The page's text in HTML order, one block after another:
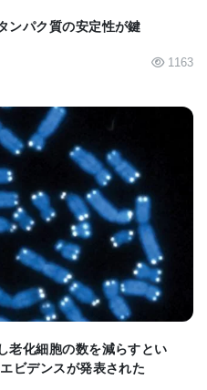
長寿なミトコンドリア
ークを著しく断片化さ
ンfoldedタンパク質応答
UPR）を誘発する
PC）合成経路とミトコ
1 を介して合成される
（SAM）は、膜リン脂
コリン（PC）の合成に
す。線虫においてSAM
スホエタノールアミン-
ンパク質の安定性が鍵
1163
JP
老化細胞の数を減らすとい
ビデンスが発表された